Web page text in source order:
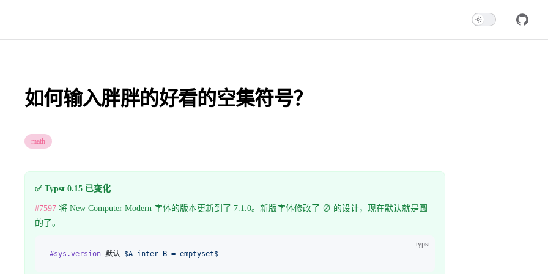
如何输入胖胖的好看的空集符号？
math
✅ Typst 0.15 已变化
#7597 将 New Computer Modern 字体的版本更新到了 7.1.0。新版字体修改了 ∅ 的设计，现在默认就是圆
的了。
typst
#sys.version 默认 $A inter B = emptyset$